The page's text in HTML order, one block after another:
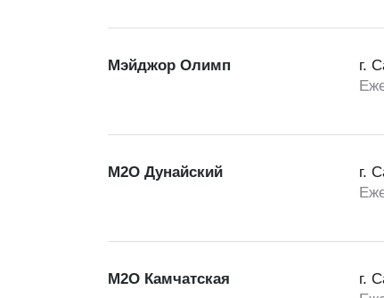
Мэйджор Олимп
г.
М2О Дунайский
г.
М2О Камчатская
г.